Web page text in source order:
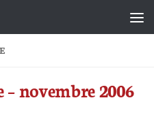
novembre 2006